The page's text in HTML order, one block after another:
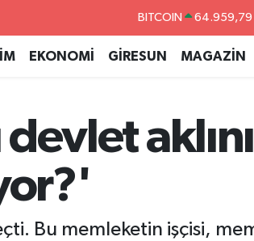
DOLAR 47,7436
55,2510
BİST100 13.779
EKONOMİ GİRESUN MAGAZİN
Bu memleketin işçisi,